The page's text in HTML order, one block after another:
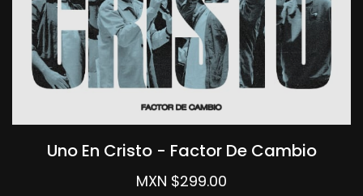
Uno En Cristo - Factor De Cambio
MXN $299.00